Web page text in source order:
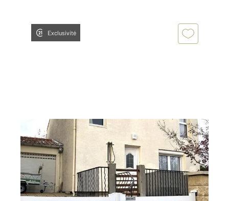
Exclusivité
CARCASSONNE 11
102,09 m
Ref : 26934
Maison à vendre
150 000 €